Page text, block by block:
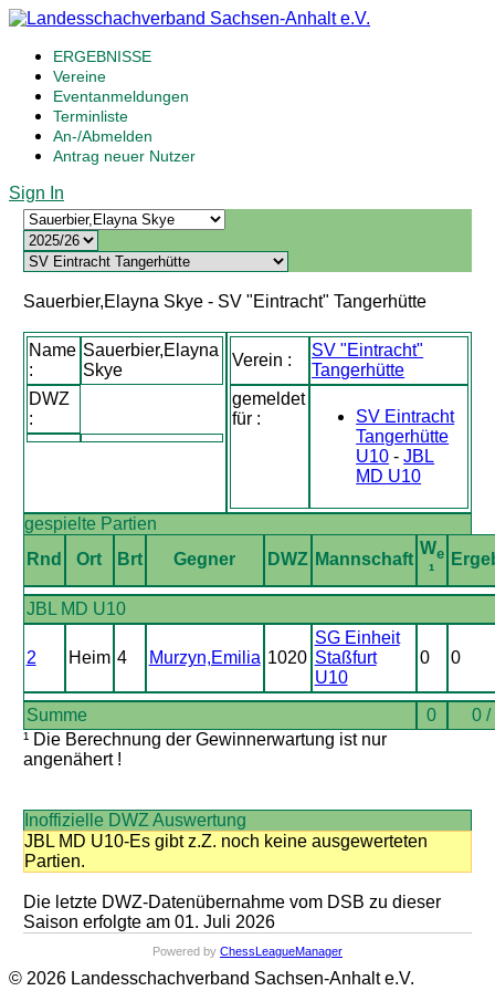
ERGEBNISSE
Vereine
Eventanmeldungen
Terminliste
An-/Abmelden
Antrag neuer Nutzer
Sign In
Sauerbier,Elayna Skye - SV "Eintracht" Tangerhütte
Name
:
Sauerbier,Elayna
Skye
DWZ
:
Verein :
SV "Eintracht"
Tangerhütte
gemeldet
für :
SV Eintracht
Tangerhütte
U10 -JBL
MD U10
gespielte Partien
Rnd
Ort Brt Gegner DWZ Mannschaft
We
¹
JBL MD U10
2 Heim 4 Murzyn,Emilia 1020
SG Einheit
Staßfurt
U10
0 0
Summe 0
0 /
¹ Die Berechnung der Gewinnerwartung ist nur
angenähert !
Inoffizielle DWZ Auswertung
JBL MD U10-Es gibt z.Z. noch keine ausgewerteten
Partien.
Die letzte DWZ-Datenübernahme vom DSB zu dieser
Saison erfolgte am 01. Juli 2026
Powered by ChessLeagueManager
© 2026 Landesschachverband Sachsen-Anhalt e.V.